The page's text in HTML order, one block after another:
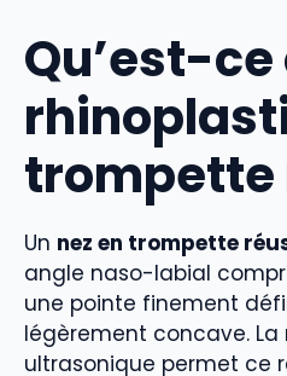
Qu’est-ce
trompette
Un nez en trompette
angle naso-labial
une pointe finement
légèrement concave. La
ultrasonique permet ce